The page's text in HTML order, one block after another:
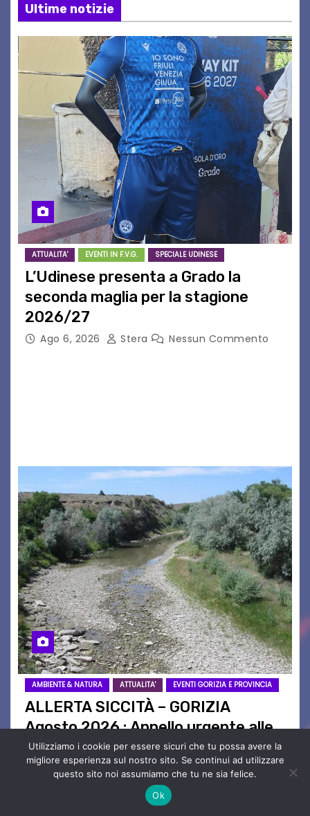
Ultime notizie
ATTUALITA' EVENTI IN F.V.G. SPECIALE UDINESE
L’Udinese presenta a Grado la
seconda maglia per la stagione
2026/27
Ago 6, 2026 Stera Nessun Commento
AMBIENTE & NATURA ATTUALITA' EVENTI GORIZIA E PROVINCIA
ALLERTA SICCITÀ – GORIZIA
Agosto 2026 : Appello urgente alle
Autorità competenti
Ago 5, 2026 Redazione
Nessun
Legambiente Gorizia APS e Legambiente
Utilizziamo i cookie per essere sicuri che tu possa avere la
migliore esperienza sul nostro sito. Se continui ad utilizzare
questo sito noi assumiamo che tu ne sia felice.
Ok